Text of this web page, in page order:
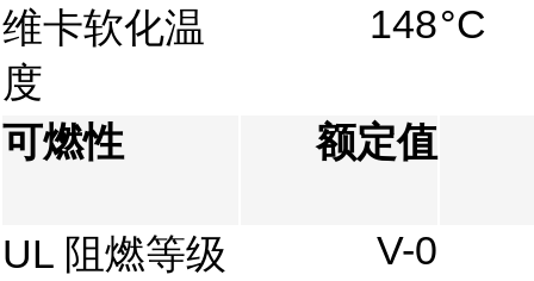
维卡软化温
度
148°C
可燃性 额定值
UL 阻燃等级
V-0